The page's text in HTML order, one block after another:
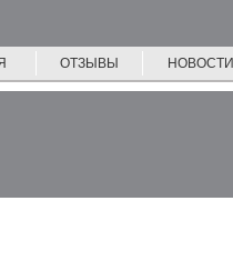
ОТЗЫВЫ НОВОСТИ